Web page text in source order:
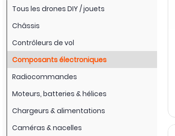
Tous les drones DIY / jouets
Châssis
Contrôleurs de vol
Composants électroniques
Radiocommandes
Moteurs, batteries & hélices
Chargeurs & alimentations
Caméras & nacelles